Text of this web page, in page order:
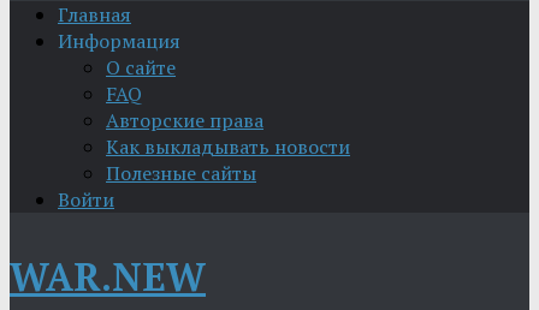
Главная
Информация
О сайте
FAQ
Авторские права
Как выкладывать новости
Полезные сайты
Войти
WAR.NEW